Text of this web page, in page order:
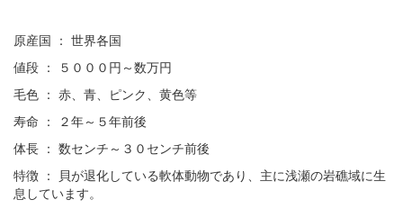
原産国 ： 世界各国
値段 ： ５０００円～数万円
毛色 ： 赤、青、ピンク、黄色等
寿命 ： ２年～５年前後
体長 ： 数センチ～３０センチ前後
特徴 ： 貝が退化している軟体動物であり、主に浅瀬の岩礁域に生
息しています。